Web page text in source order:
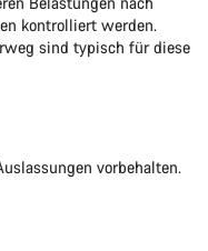
kontrolliert werden.
sind typisch für diese
vorbehalten.